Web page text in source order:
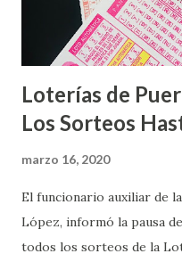
Loterías de
Los Sorteos
marzo 16, 2020
El funcionario auxiliar de
López, informó la pausa
todos los sorteos de la